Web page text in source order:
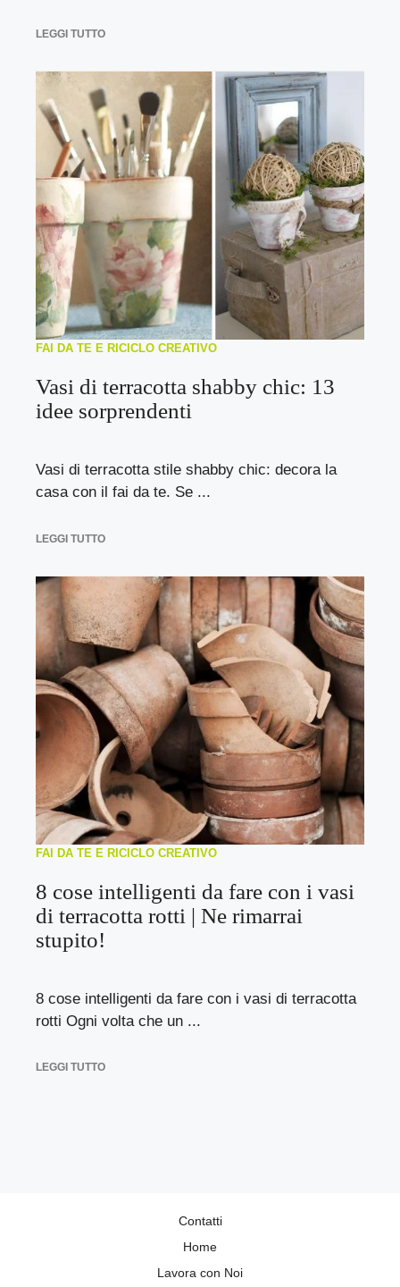
LEGGI TUTTO
FAI DA TE E RICICLO CREATIVO
Vasi di terracotta shabby chic: 13
idee sorprendenti
Vasi di terracotta stile shabby chic: decora la
casa con il fai da te. Se ...
LEGGI TUTTO
FAI DA TE E RICICLO CREATIVO
8 cose intelligenti da fare con i vasi
di terracotta rotti | Ne rimarrai
stupito!
8 cose intelligenti da fare con i vasi di terracotta
rotti Ogni volta che un ...
LEGGI TUTTO
Contatti
Home
Lavora con Noi